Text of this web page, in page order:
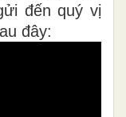
đến quý vị
đây: